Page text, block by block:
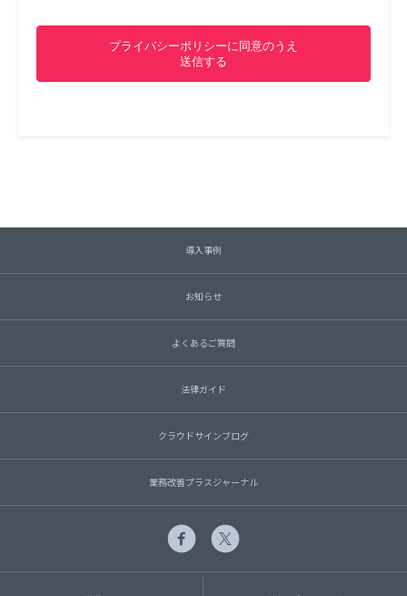
導入事例
お知らせ
よくあるご質問
法律ガイド
クラウドサインブログ
業務改善プラスジャーナル